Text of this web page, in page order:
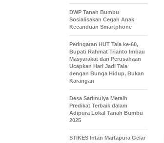
DWP Tanah Bumbu
Sosialisakan Cegah Anak
Kecanduan Smartphone
Peringatan HUT Tala ke-60,
Bupati Rahmat Trianto Imbau
Masyarakat dan Perusahaan
Ucapkan Hari Jadi Tala
dengan Bunga Hidup, Bukan
Karangan
Desa Sarimulya Meraih
Predikat Terbaik dalam
Adipura Lokal Tanah Bumbu
2025
STIKES Intan Martapura Gelar